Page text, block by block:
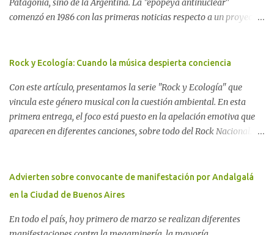
Patagonia, sino de la Argentina. La "epopeya antinuclear"
comenzó en 1986 con las primeras noticias respecto a un proyecto
proyecto legislativo nacional al respecto. En este artículo, la
Movimiento Antinuclear de Chubut (MACH) liderada por Javier
Rodríguez Pardo, como una lección de rebelión democrática
territorial frente a las imposiciones de la tecnocracia nuclear
globalizada. Dossier N° 3 "La crisis nuclear en el mundo. A 10 años
Dukal.
Rock y Ecología: Cuando la música despierta conciencia
Con este artículo, presentamos la serie "Rock y Ecología" que
vincula este género musical con la cuestión ambiental. En esta
primera entrega, el foco está puesto en la apelación emotiva que
aparecen en diferentes canciones, sobre todo del Rock Nacional.
Carolina Aponte La Madre Tierra se escucha en las canciones del
Rock Nacional.
Advierten sobre convocante de manifestación por Andalgalá
en la Ciudad de Buenos Aires
En todo el país, hoy primero de marzo se realizan diferentes